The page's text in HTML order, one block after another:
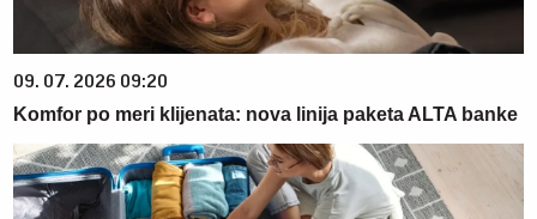
09. 07. 2026 09:20
Komfor po meri klijenata: nova linija paketa ALTA banke